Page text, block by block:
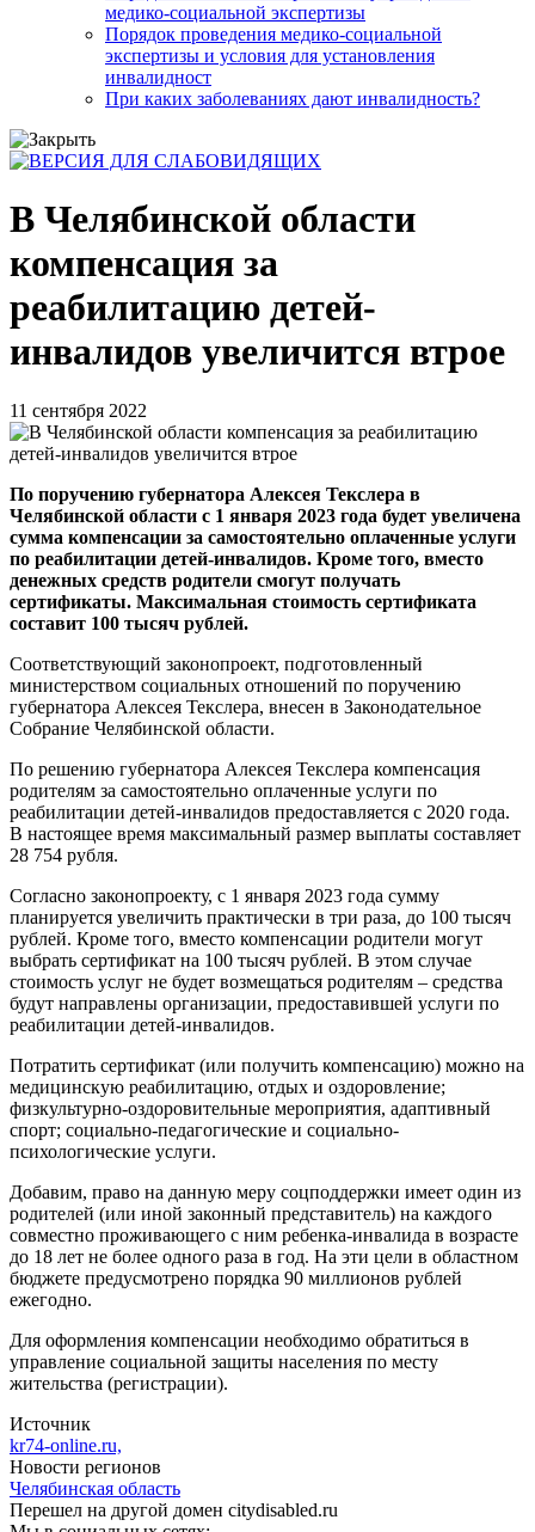
медико-социальной экспертизы
Порядок проведения медико-социальной
экспертизы и условия для установления
инвалидност
При каких заболеваниях дают инвалидность?
В Челябинской области
компенсация за
реабилитацию детей-
инвалидов увеличится втрое
11 сентября 2022
По поручению губернатора Алексея Текслера в
Челябинской области с 1 января 2023 года будет увеличена
сумма компенсации за самостоятельно оплаченные услуги
по реабилитации детей-инвалидов. Кроме того, вместо
денежных средств родители смогут получать
сертификаты. Максимальная стоимость сертификата
составит 100 тысяч рублей.
Соответствующий законопроект, подготовленный
министерством социальных отношений по поручению
губернатора Алексея Текслера, внесен в Законодательное
Собрание Челябинской области.
По решению губернатора Алексея Текслера компенсация
родителям за самостоятельно оплаченные услуги по
реабилитации детей-инвалидов предоставляется с 2020 года.
В настоящее время максимальный размер выплаты составляет
28 754 рубля.
Согласно законопроекту, с 1 января 2023 года сумму
планируется увеличить практически в три раза, до 100 тысяч
рублей. Кроме того, вместо компенсации родители могут
выбрать сертификат на 100 тысяч рублей. В этом случае
стоимость услуг не будет возмещаться родителям – средства
будут направлены организации, предоставившей услуги по
реабилитации детей-инвалидов.
Потратить сертификат (или получить компенсацию) можно на
медицинскую реабилитацию, отдых и оздоровление;
физкультурно-оздоровительные мероприятия, адаптивный
спорт; социально-педагогические и социально-
психологические услуги.
Добавим, право на данную меру соцподдержки имеет один из
родителей (или иной законный представитель) на каждого
совместно проживающего с ним ребенка-инвалида в возрасте
до 18 лет не более одного раза в год. На эти цели в областном
бюджете предусмотрено порядка 90 миллионов рублей
ежегодно.
Для оформления компенсации необходимо обратиться в
управление социальной защиты населения по месту
жительства (регистрации).
Источник
kr74-online.ru,
Новости регионов
Челябинская область
Перешел на другой домен citydisabled.ru